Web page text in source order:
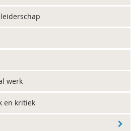
werk
en kritiek